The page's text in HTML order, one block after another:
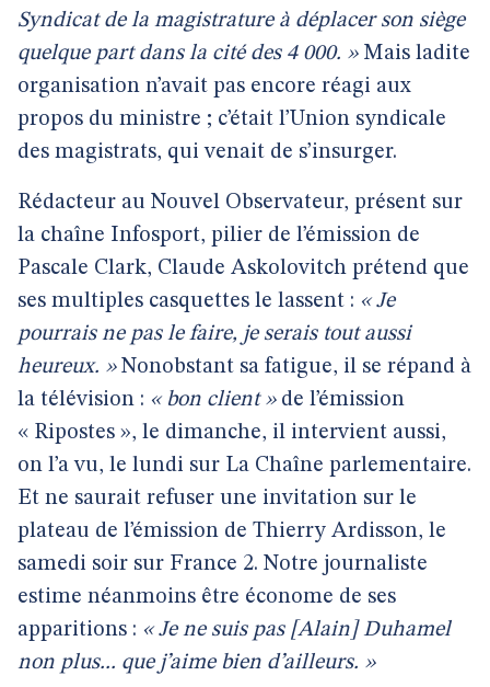
Syndicat de la magistrature à déplacer son siège
quelque part dans la cité des 4 000. »Mais ladite
organisation n’avait pas encore réagi aux
propos du ministre ; c’était l’Union syndicale
des magistrats, qui venait de s’insurger.
Rédacteur au Nouvel Observateur, présent sur
la chaîne Infosport, pilier de l’émission de
Pascale Clark, Claude Askolovitch prétend que
ses multiples casquettes le lassent : « Je
pourrais ne pas le faire, je serais tout aussi
heureux. »Nonobstant sa fatigue, il se répand à
la télévision : « bon client »de l’émission
« Ripostes », le dimanche, il intervient aussi,
on l’a vu, le lundi sur La Chaîne parlementaire.
Et ne saurait refuser une invitation sur le
plateau de l’émission de Thierry Ardisson, le
samedi soir sur France 2. Notre journaliste
estime néanmoins être économe de ses
apparitions : « Je ne suis pas [Alain] Duhamel
non plus... que j’aime bien d’ailleurs. »